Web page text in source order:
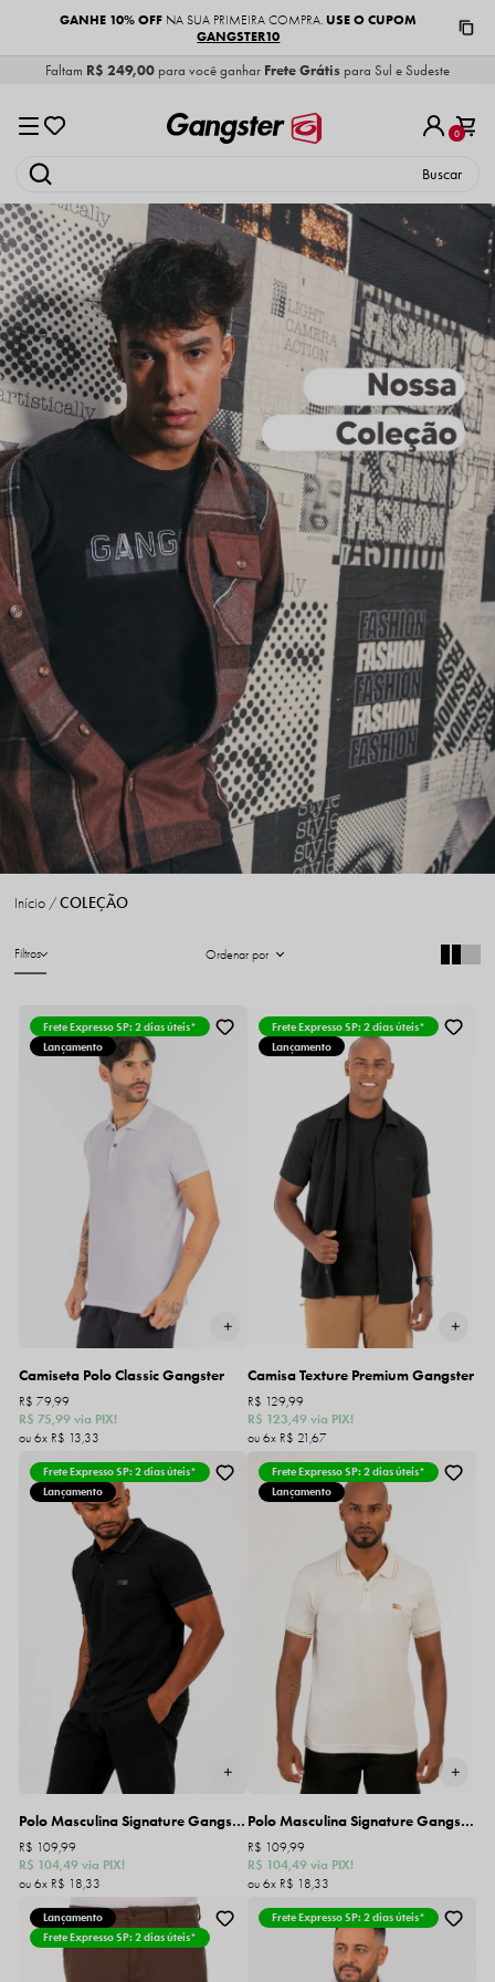
GANHE 10% OFF NA SUA PRIMEIRA COMPRA.USE O CUPOM
GANGSTER10
Faltam R$ 249,00 para você ganhar Frete Grátis para Sul e Sudeste
0
COLEÇÃO
Início COLEÇÃO
Filtros Ordenar por
Frete Expresso SP: 2 dias úteis*
Lançamento
Camiseta Polo Classic Gangster
R$ 75,99 via PIX!
R$ 79,99
6x R$ 13,33
Frete Expresso SP: 2 dias úteis*
Lançamento
Camisa Texture Premium Gangster
R$ 123,49 via PIX!
R$ 129,99
6x R$ 21,67
Frete Expresso SP: 2 dias úteis*
Lançamento
Polo Masculina Signature Gangster
R$ 104,49 via PIX!
R$ 109,99
6x R$ 18,33
Frete Expresso SP: 2 dias úteis*
Lançamento
Polo Masculina Signature Gangster
R$ 104,49 via PIX!
R$ 109,99
6x R$ 18,33
Lançamento
Frete Expresso SP: 2 dias úteis*
Frete Expresso SP: 2 dias úteis*